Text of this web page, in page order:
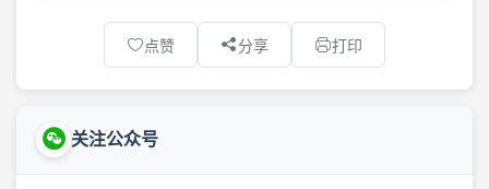
点赞 分享 打印
关注公众号